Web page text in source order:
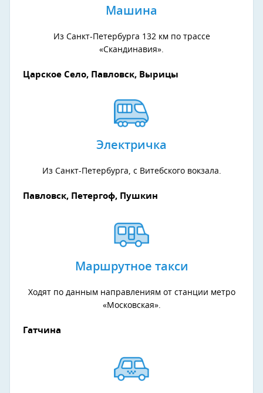
Машина
Из Санкт-Петербурга 132 км по трассе
«Скандинавия».
Царское Село, Павловск, Вырицы
Электричка
Из Санкт-Петербурга, с Витебского вокзала.
Павловск, Петергоф, Пушкин
Маршрутное такси
Ходят по данным направлениям от станции метро
«Московская».
Гатчина